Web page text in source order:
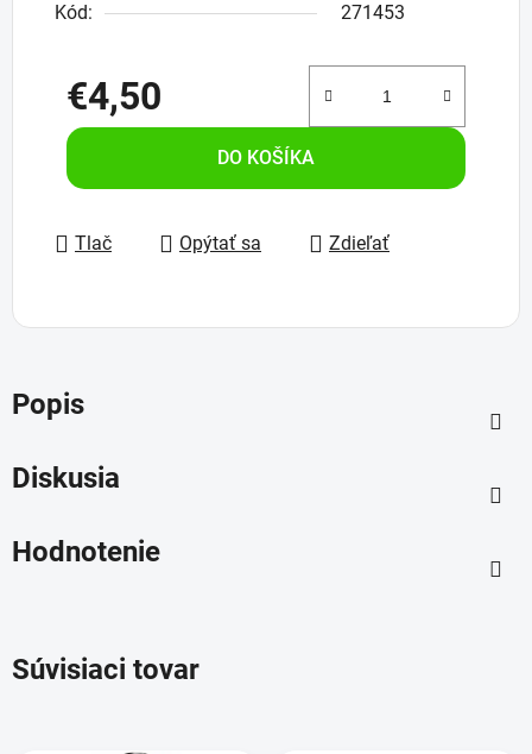
Kód:
271453
€4,50
Jednotková cena:
DO KOŠÍKA
Tlač Opýtať sa Zdieľať
Popis
Diskusia
Hodnotenie
Súvisiaci tovar